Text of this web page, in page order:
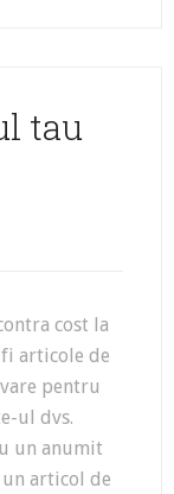
tau
cost la
fi articole de
pentru
ul dvs.
un anumit
articol de